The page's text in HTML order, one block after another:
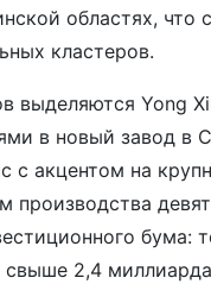
областях, что
кластеров.
выделяются Yong
в новый завод в
с акцентом на
производства
бума:
свыше 2,4